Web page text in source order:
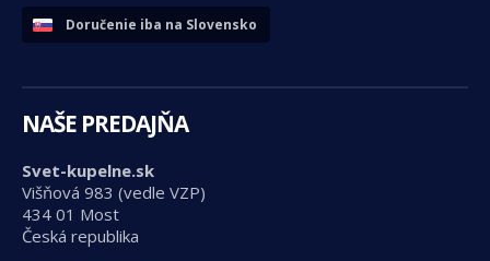
Doručenie iba na Slovensko
NAŠE PREDAJŇA
Svet-kupelne.sk
Višňová 983 (vedle VZP)
434 01 Most
Česká republika